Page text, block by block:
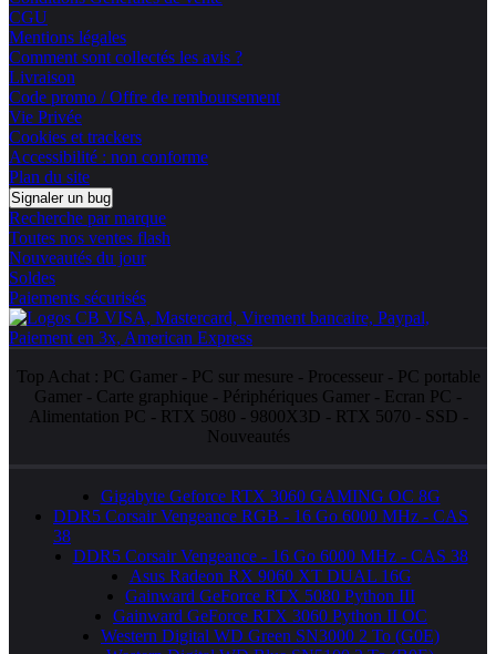
CGU
Mentions légales
Comment sont collectés les avis ?
Livraison
Code promo / Offre de remboursement
Vie Privée
Cookies et trackers
Accessibilité : non conforme
Plan du site
Signaler un bug
Recherche par marque
Toutes nos ventes flash
Nouveautés du jour
Soldes
Paiements sécurisés
Top Achat : PC Gamer- PC sur mesure - Processeur- PC portable
Gamer - Carte graphique - Périphériques Gamer - Ecran PC -
Alimentation PC - RTX 5080 - 9800X3D - RTX 5070 - SSD -
Nouveautés
Gigabyte Geforce RTX 3060 GAMING OC 8G
DDR5 Corsair Vengeance RGB - 16 Go 6000 MHz - CAS
38
DDR5 Corsair Vengeance - 16 Go 6000 MHz - CAS 38
Asus Radeon RX 9060 XT DUAL 16G
Gainward GeForce RTX 5080 Python III
Gainward GeForce RTX 3060 Python II OC
Western Digital WD Green SN3000 2 To (G0E)